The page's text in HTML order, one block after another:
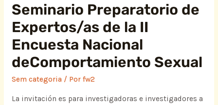
Seminario Preparatorio de
Expertos/as de la II
Encuesta Nacional
deComportamiento Sexual
Sem categoria/ Por fw2
La invitación es para investigadoras e investigadores a